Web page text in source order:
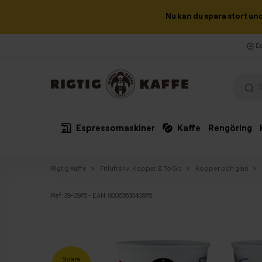
Nu kan du spara stort
Espressomaskiner Kaffe Rengöring
Rigtig Kaffe Friluftsliv, Koppar & To Go Kopper och glas
Ref: 39-0976 - EAN: 8006363040976
Spara